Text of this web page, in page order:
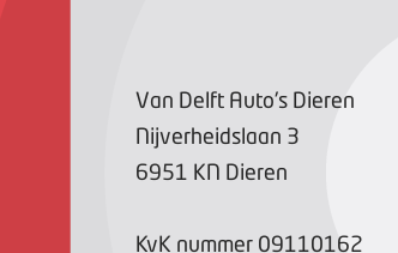
Van Delft Auto's Dieren
Nijverheidslaan 3
6951 KN Dieren
KvK nummer 09110162